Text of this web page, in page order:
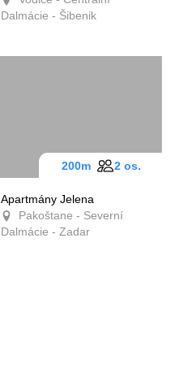
Dalmácie - Šibenik
Apartmány Jelena
Pakoštane - Severní
Dalmácie - Zadar
200m 2 os.